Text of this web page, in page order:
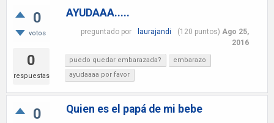
0
votos
0
respuestas
AYUDAAA.....
preguntado por laurajandi (120 puntos) Ago 25,
2016
puedo quedar embarazada?
embarazo
ayudaaaa por favor
0 Quien es el papá de mi bebe